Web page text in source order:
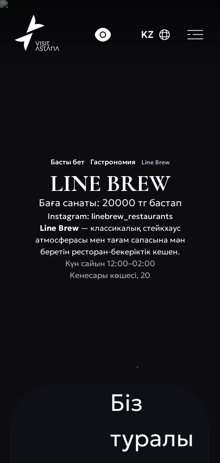
KZ
Басты бет Гастрономия Line Brew
LINE BREW
Баға санаты: 20000 тг бастап
Instagram: linebrew_restaurants
Line Brew— классикалық стейкхаус
атмосферасы мен тағам сапасына мән
беретін ресторан-бекеріктік кешен.
Күн сайын 12:00–02:00
Кенесары көшесі, 20
Біз
туралы